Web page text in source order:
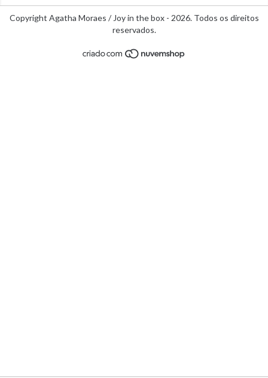
Copyright Agatha Moraes / Joy in the box - 2026. Todos os direitos
reservados.